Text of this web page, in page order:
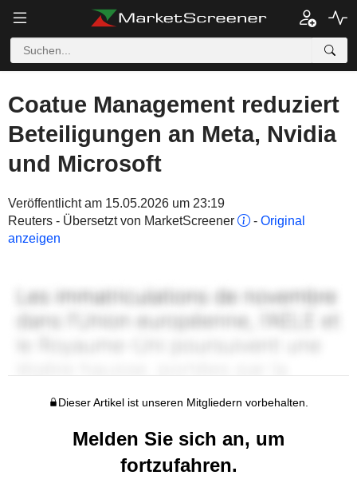
Coatue Management reduziert
Beteiligungen an Meta, Nvidia
und Microsoft
Veröffentlicht am 15.05.2026 um 23:19
Reuters - Übersetzt von MarketScreener
- Original
anzeigen
Dieser Artikel ist unseren Mitgliedern vorbehalten.
Melden Sie sich an, um
fortzufahren.